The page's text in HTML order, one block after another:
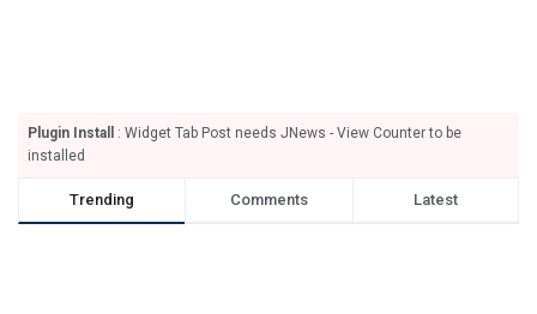
Plugin Install
: Widget Tab Post needs JNews - View Counter to be
installed
Trending Comments Latest